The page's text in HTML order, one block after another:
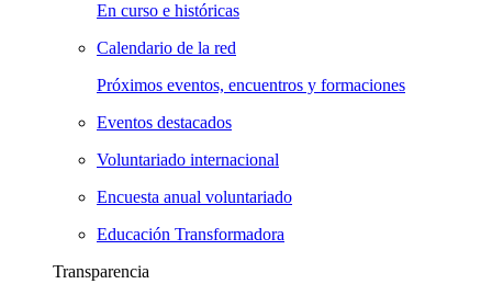
En curso e históricas
Calendario de la red
Próximos eventos, encuentros y formaciones
Eventos destacados
Voluntariado internacional
Encuesta anual voluntariado
Educación Transformadora
Transparencia